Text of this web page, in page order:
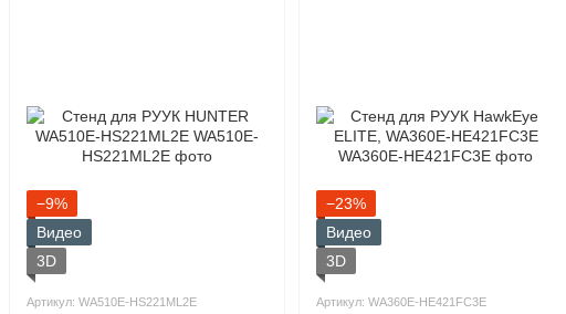
−9%
Видео
3D
Артикул: WA510E-HS221ML2E
−23%
Видео
3D
Артикул: WA360E-HE421FC3E